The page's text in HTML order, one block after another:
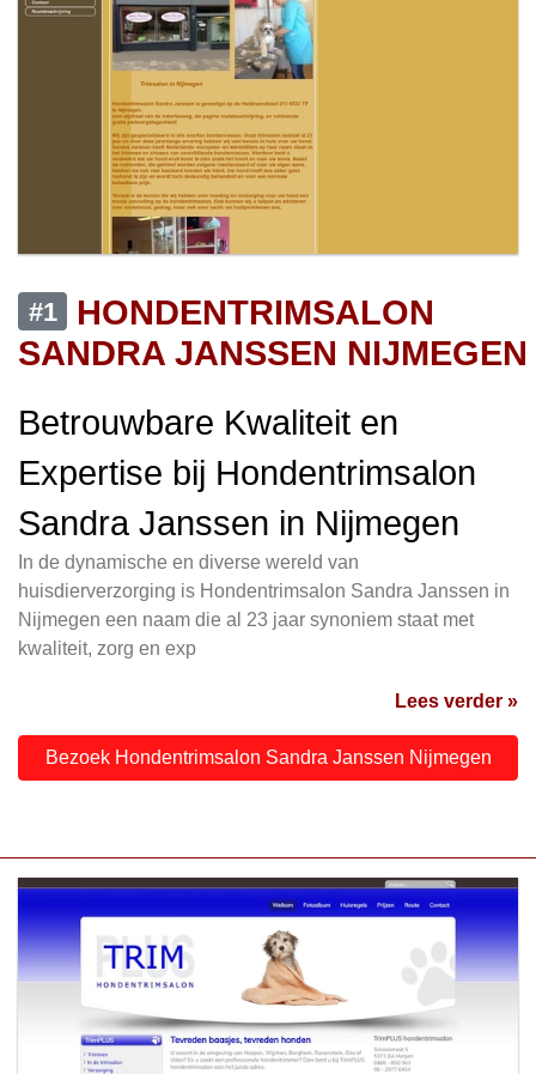
#1
HONDENTRIMSALON
SANDRA JANSSEN NIJMEGEN
Betrouwbare Kwaliteit en
Expertise bij Hondentrimsalon
Sandra Janssen in Nijmegen
In de dynamische en diverse wereld van
huisdierverzorging is Hondentrimsalon Sandra Janssen in
Nijmegen een naam die al 23 jaar synoniem staat met
kwaliteit, zorg en exp
Lees verder »
Bezoek Hondentrimsalon Sandra Janssen Nijmegen